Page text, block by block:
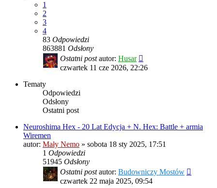
1
2
3
4
83 Odpowiedzi
863881 Odsłony
Ostatni postautor: Husar
czwartek 11 cze 2026, 22:26
Tematy
Odpowiedzi
Odsłony
Ostatni post
Neuroshima Hex - 20 Lat Edycja + N. Hex: Battle + armia
Wiremen
autor: Mały Nemo » sobota 18 sty 2025, 17:51
1 Odpowiedzi
51945 Odsłony
Ostatni postautor: Budowniczy Mostów
czwartek 22 maja 2025, 09:54